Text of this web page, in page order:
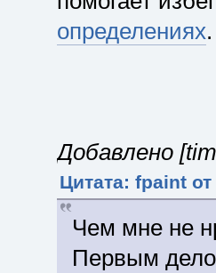
определениях.
Добавлено
Цитата: fpaint
Чем мне не
Первым